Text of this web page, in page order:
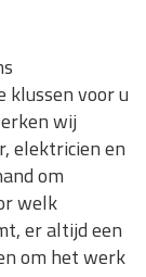
klussen voor u
wij
elektricien en
om
welk
er altijd een
om het werk